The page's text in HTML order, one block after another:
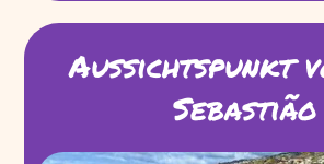
Aussichtspunkt
Sebastião